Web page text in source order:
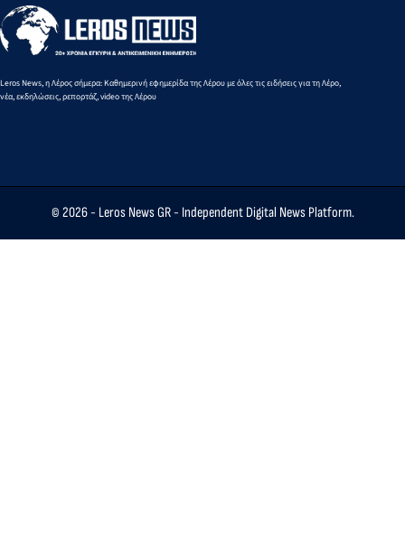
Leros News, η Λέρος σήμερα: Καθημερινή εφημερίδα της Λέρου με όλες τις ειδήσεις για τη Λέρο,
νέα, εκδηλώσεις, ρεπορτάζ, video της Λέρου
© 2026 - Leros News GR- Independent Digital News Platform.